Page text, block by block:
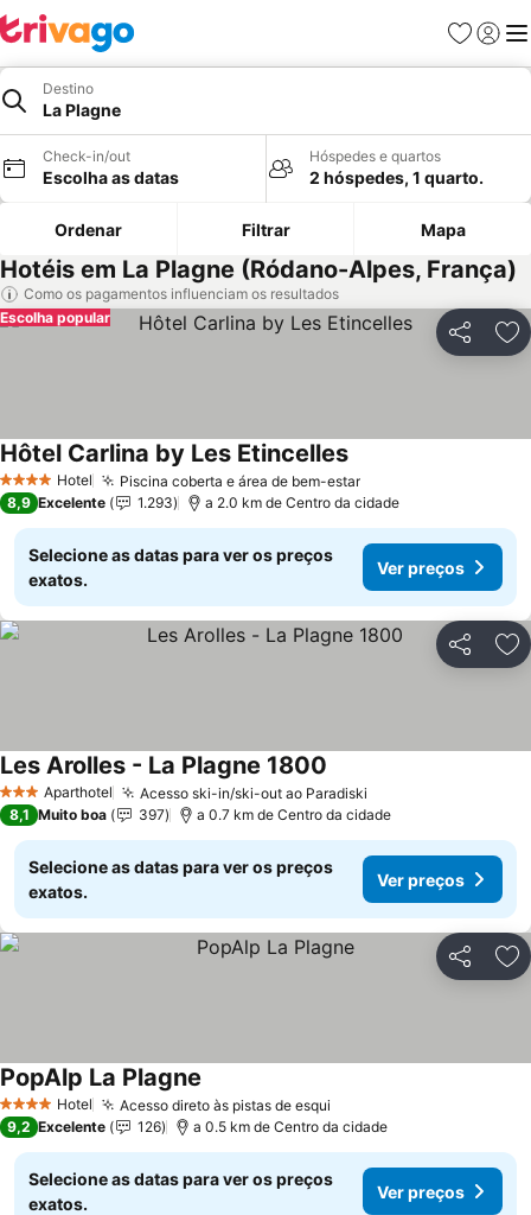
Favoritos
Iniciar
Destino
La Plagne
Check-in/out
Escolha as datas
Hóspedes e quartos
2 hóspedes, 1 quarto.
Ordenar Filtrar Mapa
Hotéis em La Plagne (Ródano-Alpes, França)
Como os pagamentos influenciam os resultados
Partilhar
Escolha popular
4 EstrelasHotel Piscina coberta e área de bem-estar
Hôtel Carlina by Les Etincelles
8,9 Excelente 1.293 a 2.0 km de Centro da cidade
Selecione as datas para ver os preços
exatos.
Ver preços
Partilhar
3 EstrelasAparthotel Acesso ski-in/ski-out ao Paradiski
Les Arolles - La Plagne 1800
8,1 Muito boa 397 a 0.7 km de Centro da cidade
Selecione as datas para ver os preços
exatos.
Ver preços
Partilhar
4 EstrelasHotel Acesso direto às pistas de esqui
PopAlp La Plagne
9,2 Excelente 126 a 0.5 km de Centro da cidade
Selecione as datas para ver os preços
exatos.
Ver preços